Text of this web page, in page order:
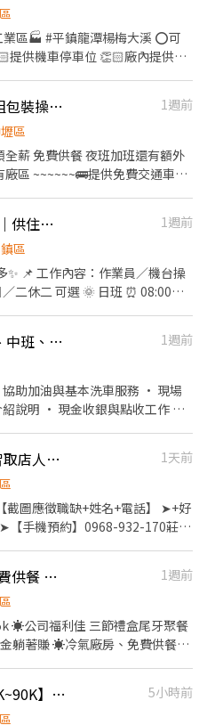
🏭 #平鎮龍潭楊梅大溪 ⭕️可
提供機車停車位 👏🏻廠內提供冰
﹌﹌﹌﹌﹌﹌﹌﹌﹌﹌﹌﹌﹌﹌
👍 日領最高5200供餐供宿-組包裝操作機台
1週前
區
工作內容： 組裝、
費 ☝️休假說明:週休六日 #提供
👍 🐥【日領全薪｜高薪職缺｜供住宿｜平鎮】🐥
1週前
區
台操
🌞 日班 ⏰ 08:00－
230 元 🌙二休二班夜
費另計，收入更
長期工作 #提供住宿 #平鎮 #中壢
速邁樂(中壢站)~急徵~早班、中班、時段班 長期♾️時薪制服務員
1週前
助加油與基本洗車服務 • 現場
說明 • 現金收銀與點收工作 我
班：1500-2100
中壢蝦皮高時薪264門市、智取店人員/書審/無經驗可/學生可-KO
1天前
圖應徵職缺+姓名+電話】 ➤+好
手機預約】0968-932-170莊先
元起 / 兼職-時211元 ✈ 無人智取
元、晚班時:244(含晚班獎金
休假福利 : 排休制 門市人員
門市營運、維護 2. 負責包裹收
貨、上架等 2. 維持門市作業區
中壢旁 周休夜班高薪65K 免費供餐 美商電子 WS
1週前
躺著賺 ☀️冷氣廠房、免費供餐
品組裝、檢驗、包裝等作業 3. 填
內勤人資業務助理【起薪37K~90K】週休二日►獎金無上限►國內外員工旅遊
5小時前